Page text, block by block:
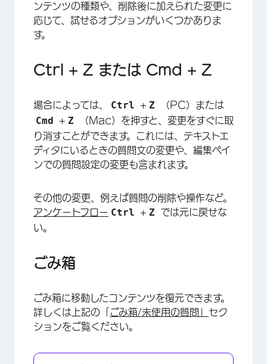
ンテンツの種類や、削除後に加えられた変更に
応じて、試せるオプションがいくつかありま
す。
Ctrl + Z または Cmd + Z
場合によっては、 Ctrl + Z （PC）または
Cmd + Z
（Mac）を押すと、変更をすぐに取
り消すことができます。これには、テキストエ
ディタにいるときの質問文の変更や、編集ペイ
ンでの質問設定の変更も含まれます。
その他の変更、例えば質問の削除や操作など。
アンケートフロー Ctrl + Z
では元に戻せな
い。
ごみ箱
ごみ箱に移動したコンテンツを復元できます。
詳しくは上記の「 ごみ箱/未使用の質問」 セク
ションをご覧ください。